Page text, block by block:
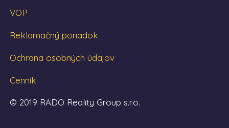
VOP
Reklamačný poriadok
Ochrana osobných údajov
Cenník
© 2019 RADO Reality Group s.r.o.